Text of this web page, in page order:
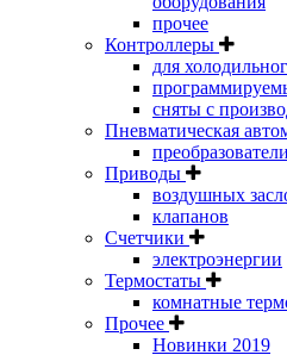
прочее
Контроллеры
для
сняты с
Пневматическая
Приводы
воздушных
клапанов
Счетчики
электроэнергии
Термостаты
комнатные
Прочее
Новинки 2019